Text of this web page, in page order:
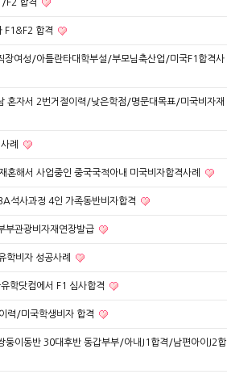
F2 합격
F1&F2 합격
장여성/아틀란타대학부설/부모님축산업/미국F1합격사
혼자서 2번거절이력/낮은학점/명문대목표/미국비자재
례
혼해서 사업중인 중국국적아내 미국비자합격사례
석사과정 4인 가족동반비자합격
부관광비자재연장발급
학비자 성공사례
학닷컴에서 F1 심사합격
력/미국학생비자 합격
둥이동반 30대후반 동갑부부/아내J1합격/남편아이J2합